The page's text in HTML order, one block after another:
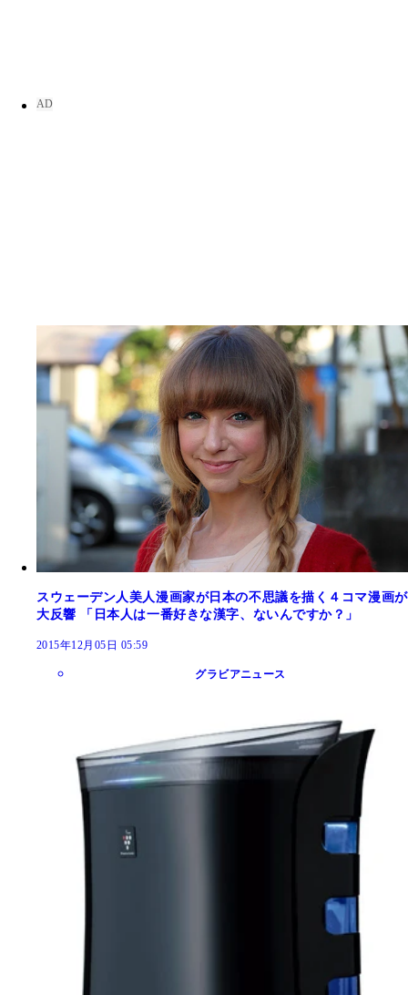
スウェーデン人美人漫画家が日本の不思議を描く４コマ漫画が
大反響 「日本人は一番好きな漢字、ないんですか？」
2015年12月05日 05:59
グラビアニュース